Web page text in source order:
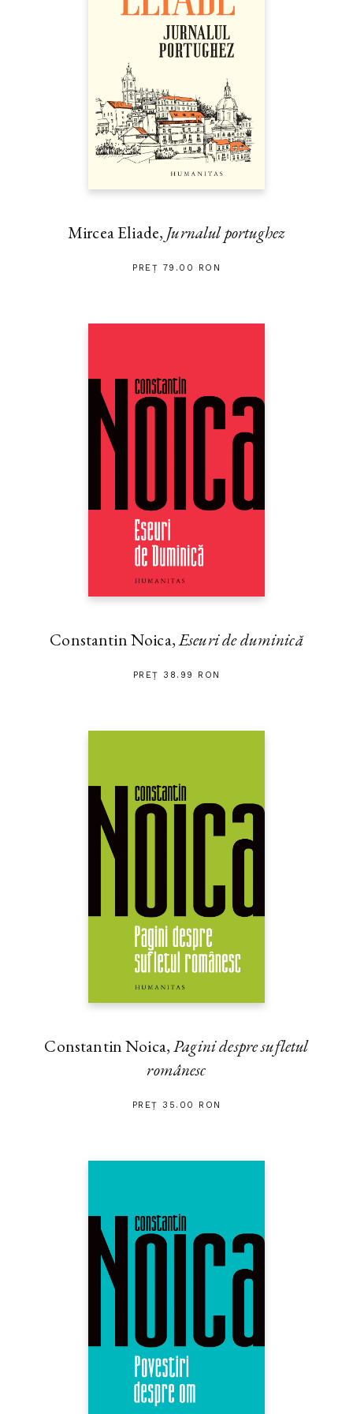
Mircea Eliade, Jurnalul portughez
PREȚ 79.00 RON
Constantin Noica,Eseuri de duminică
PREȚ 38.99 RON
Constantin Noica,Pagini despre sufletul
românesc
PREȚ 35.00 RON